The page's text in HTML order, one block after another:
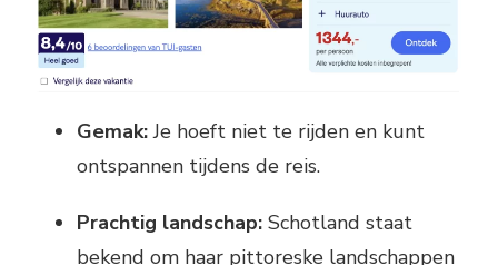
Gemak:Je hoeft niet te rijden en kunt
ontspannen tijdens de reis.
Prachtig landschap: Schotland staat
bekend om haar pittoreske landschappen